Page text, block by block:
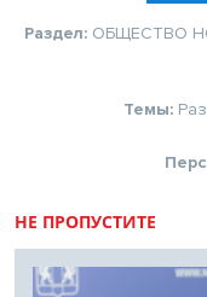
Раздел: ОБЩЕСТВО
Темы:
НЕ ПРОПУСТИТЕ